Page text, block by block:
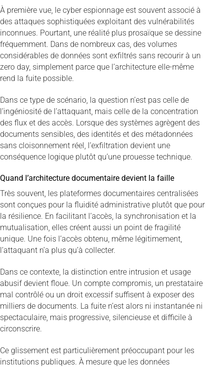
À première vue, le cyber espionnage est souvent associé à
des attaques sophistiquées exploitant des vulnérabilités
inconnues. Pourtant, une réalité plus prosaïque se dessine
fréquemment. Dans de nombreux cas, des volumes
considérables de données sont exfiltrés sans recourir à un
zero day, simplement parce que l’architecture elle-même
rend la fuite possible.
Dans ce type de scénario, la question n’est pas celle de
l’ingéniosité de l’attaquant, mais celle de la concentration
des flux et des accès. Lorsque des systèmes agrègent des
documents sensibles, des identités et des métadonnées
sans cloisonnement réel, l’exfiltration devient une
conséquence logique plutôt qu’une prouesse technique.
Quand l’architecture documentaire devient la faille
Très souvent, les plateformes documentaires centralisées
sont conçues pour la fluidité administrative plutôt que pour
la résilience. En facilitant l’accès, la synchronisation et la
mutualisation, elles créent aussi un point de fragilité
unique. Une fois l’accès obtenu, même légitimement,
l’attaquant n’a plus qu’à collecter.
Dans ce contexte, la distinction entre intrusion et usage
abusif devient floue. Un compte compromis, un prestataire
mal contrôlé ou un droit excessif suffisent à exposer des
milliers de documents. La fuite n’est alors ni instantanée ni
spectaculaire, mais progressive, silencieuse et difficile à
circonscrire.
Ce glissement est particulièrement préoccupant pour les
institutions publiques. À mesure que les données